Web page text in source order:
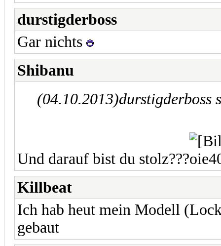
durstigderboss
Gar nichts
Shibanu
(04.10.2013)durstigderboss
Und darauf bist du stolz???
Killbeat
Ich hab heut mein Modell
gebaut